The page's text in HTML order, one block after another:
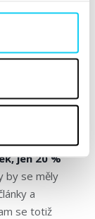
trychtýře? A
na
jen 20 %
by se měly
a
se totiž